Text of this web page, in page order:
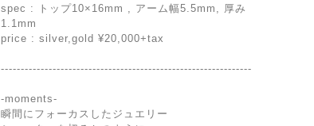
spec : トップ10×16mm , アーム幅5.5mm, 厚み
1.1mm
price : silver,gold ¥20,000+tax
---------------------------------------------------------------
-moments-
瞬間にフォーカスしたジュエリー